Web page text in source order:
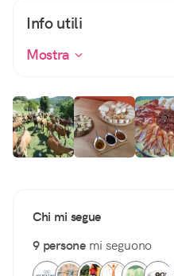
Info utili
Mostra
Chi mi segue
9 personemi seguono